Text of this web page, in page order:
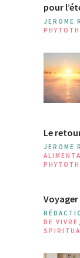
pour
JEROME
Le
JEROME
DE VIVRE